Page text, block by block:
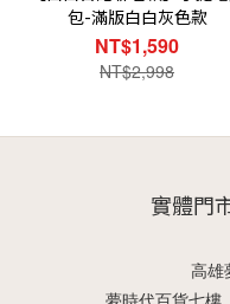
包-滿版白白灰色款
NT$1,590
NT$2,998
實體門
高雄
夢時代百貨七樓